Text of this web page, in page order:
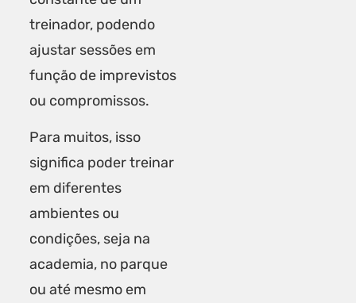
treinador, podendo
ajustar sessões em
função de imprevistos
ou compromissos.
Para muitos, isso
significa poder treinar
em diferentes
ambientes ou
condições, seja na
academia, no parque
ou até mesmo em